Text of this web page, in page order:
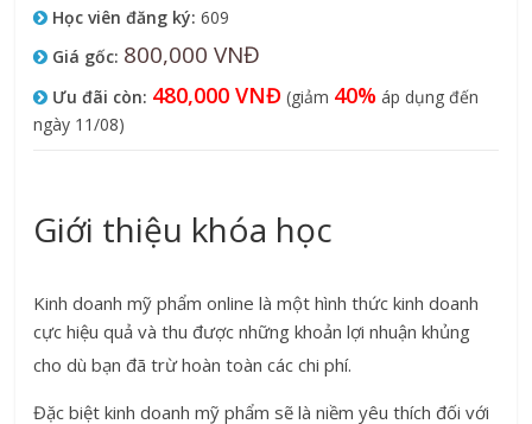
Học viên đăng ký: 609
Giá gốc: 800,000 VNĐ
Ưu đãi còn: 480,000 VNĐ (giảm 40% áp dụng đến
ngày 11/08)
Giới thiệu khóa học
Kinh doanh mỹ phẩm online là một hình thức kinh doanh
cực hiệu quả và thu được những khoản lợi nhuận khủng
cho dù bạn đã trừ hoàn toàn các chi phí.
Đặc biệt kinh doanh mỹ phẩm sẽ là niềm yêu thích đối với